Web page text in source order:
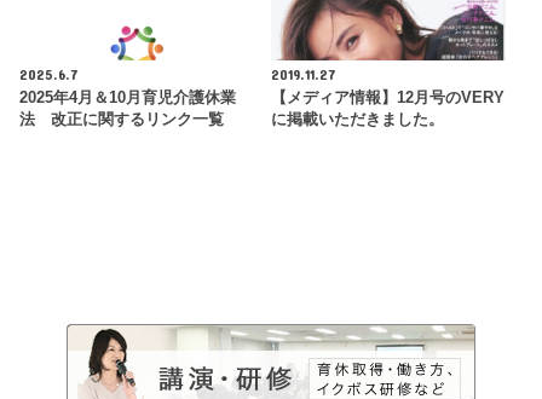
2025.6.7
2025年4月＆10月育児介護休業
法 改正に関するリンク一覧
2019.11.27
【メディア情報】12月号のVERY
に掲載いただきました。